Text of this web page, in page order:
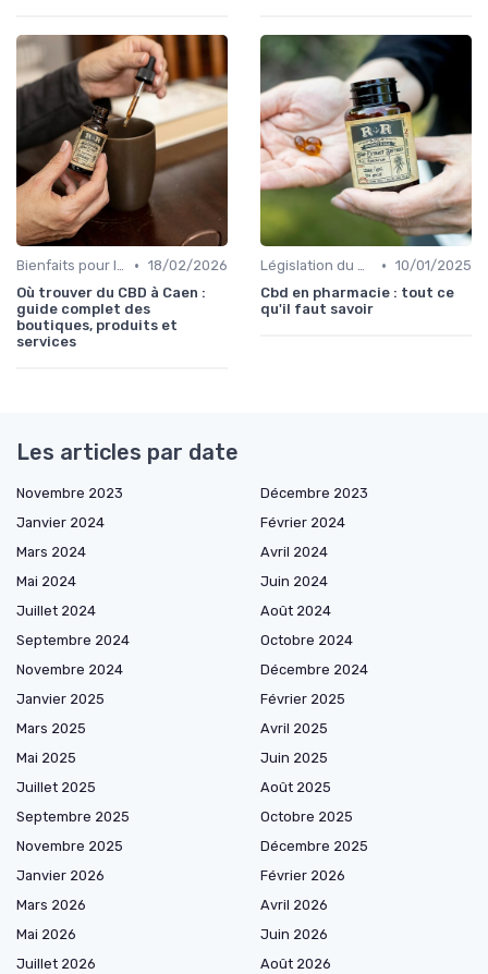
Bienfaits pour la santé • 18/02/2026
Où trouver du CBD à Caen :
guide complet des
boutiques, produits et
services
Législation du CBD • 10/01/2025
Cbd en pharmacie : tout ce
qu'il faut savoir
Les articles par date
Novembre 2023
Décembre 2023
Janvier 2024
Février 2024
Mars 2024
Avril 2024
Mai 2024
Juin 2024
Juillet 2024
Août 2024
Septembre 2024
Octobre 2024
Novembre 2024
Décembre 2024
Janvier 2025
Février 2025
Mars 2025
Avril 2025
Mai 2025
Juin 2025
Juillet 2025
Août 2025
Septembre 2025
Octobre 2025
Novembre 2025
Décembre 2025
Janvier 2026
Février 2026
Mars 2026
Avril 2026
Mai 2026
Juin 2026
Juillet 2026
Août 2026